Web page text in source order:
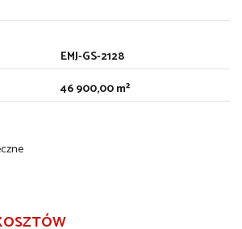
EMJ-GS-2128
46 900,00 m²